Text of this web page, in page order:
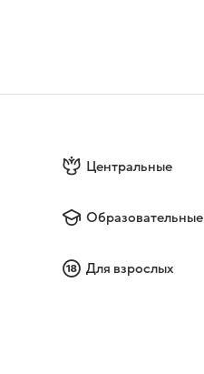
Центральные
Образовательные
Для взрослых